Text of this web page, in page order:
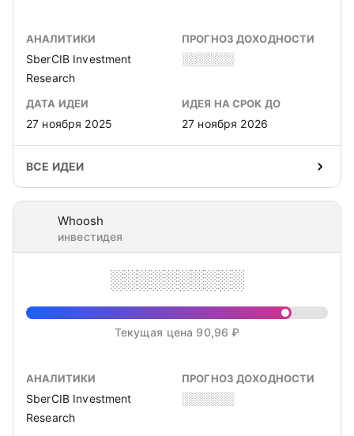
АНАЛИТИКИ
SberCIB Investment
Research
ПРОГНОЗ ДОХОДНОСТИ
░░░░░░
ДАТА ИДЕИ
27 ноября 2025
ИДЕЯ НА СРОК ДО
27 ноября 2026
ВСЕ ИДЕИ
Whoosh
инвестидея
░░░░░░░░░░
Текущая цена 90,96 ₽
АНАЛИТИКИ
SberCIB Investment
Research
ПРОГНОЗ ДОХОДНОСТИ
░░░░░░